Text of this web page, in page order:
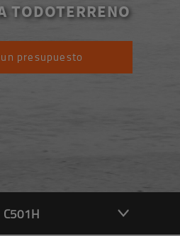
TODOTERRENO
presupuesto
C501H